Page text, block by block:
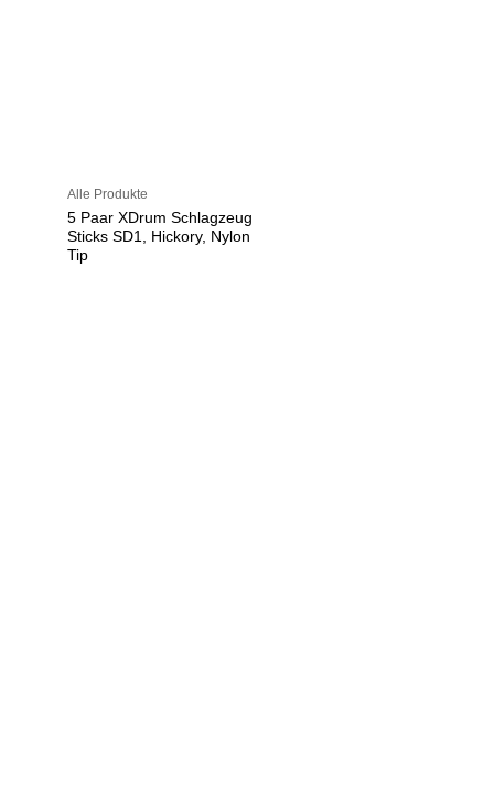
Alle Produkte
5 Paar XDrum Schlagzeug
Sticks SD1, Hickory, Nylon
Tip